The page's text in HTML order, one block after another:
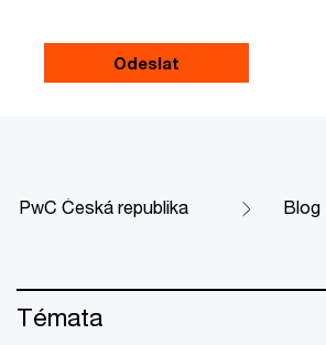
PwC Česká republika Blog
Témata